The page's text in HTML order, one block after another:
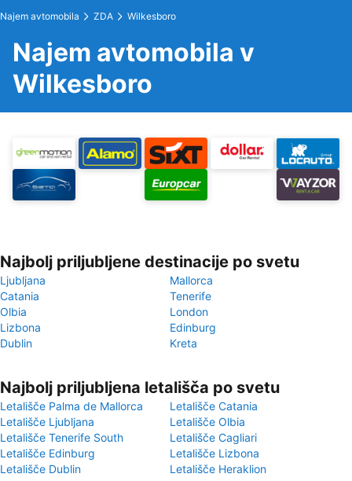
Najem avtomobila ZDA Wilkesboro
Najem avtomobila v
Wilkesboro
Najbolj priljubljene destinacije po svetu
Ljubljana
Mallorca
Catania
Tenerife
Olbia
London
Lizbona
Edinburg
Dublin
Kreta
Najbolj priljubljena letališča po svetu
Letališče Palma de Mallorca
Letališče Catania
Letališče Ljubljana
Letališče Olbia
Letališče Tenerife South
Letališče Cagliari
Letališče Edinburg
Letališče Lizbona
Letališče Dublin
Letališče Heraklion